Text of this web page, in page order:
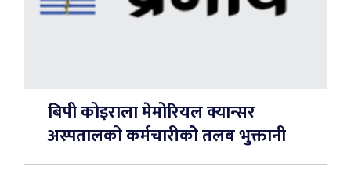
बिपी कोइराला मेमोरियल क्यान्सर
अस्पतालको कर्मचारीकोे तलब भुक्तानी